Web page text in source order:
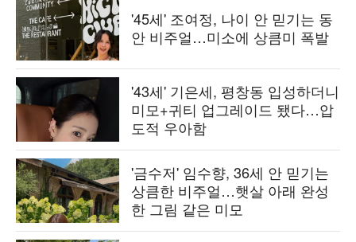
'45세' 조여정, 나이 안 믿기는 동
안 비주얼…미소에 상큼미 폭발
'43세' 기은세, 평창동 입성하더니
미모+귀티 업그레이드 됐다…압
도적 우아함
'금수저' 임수향, 36세 안 믿기는
상큼한 비주얼…햇살 아래 완성
한 그림 같은 미모